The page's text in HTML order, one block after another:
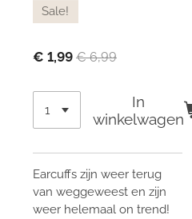
Sale!
€ 1,99 € 6,99
In
winkelwagen
Earcuffs zijn weer terug
van weggeweest en zijn
weer helemaal on trend!